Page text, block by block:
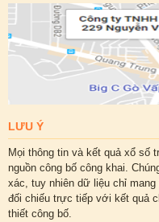
LƯU Ý
Mọi thông tin và kết quả xổ số
nguồn công bố công khai.
xác, tuy nhiên dữ liệu chỉ
đối chiếu trực tiếp với kết quả
thiết công bố.